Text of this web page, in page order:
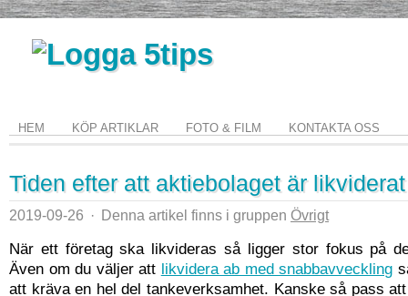
HEM KÖP ARTIKLAR FOTO & FILM KONTAKTA OSS
Tiden efter att aktiebolaget är likviderat
2019-09-26 · Denna artikel finns i gruppen Övrigt
När ett företag ska likvideras så ligger stor fokus på
Även om du väljer att likvidera ab med snabbavveckling
att kräva en hel del tankeverksamhet. Kanske så pass